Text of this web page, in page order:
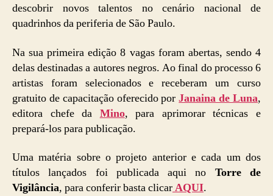
descobrir novos talentos no cenário nacional de
quadrinhos da periferia de São Paulo.
Na sua primeira edição 8 vagas foram abertas, sendo 4
delas destinadas a autores negros. Ao final do processo 6
artistas foram selecionados e receberam um curso
gratuito de capacitação oferecido porJanaina de Luna,
editora chefe da Mino, para aprimorar técnicas e
prepará-los para publicação.
Uma matéria sobre o projeto anterior e cada um dos
títulos lançados foi publicada aqui no Torre de
Vigilância, para conferir basta clicarAQUI.